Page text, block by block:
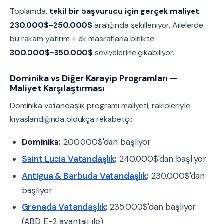
Toplamda, tekil bir başvurucu için gerçek maliyet
230.000$-250.000$aralığında şekilleniyor. Ailelerde
bu rakam yatırım + ek masraflarla birlikte
300.000$-350.000$seviyelerine çıkabiliyor.
Dominika vs Diğer Karayip Programları —
Maliyet Karşılaştırması
Dominika vatandaşlık programı maliyeti, rakipleriyle
kıyaslandığında oldukça rekabetçi:
Dominika: 200.000$'dan başlıyor
Saint Lucia Vatandaşlık: 240.000$'dan başlıyor
Antigua & Barbuda Vatandaşlık: 230.000$'dan
başlıyor
Grenada Vatandaşlık: 235.000$'dan başlıyor
(ABD E-2 avantajı ile)